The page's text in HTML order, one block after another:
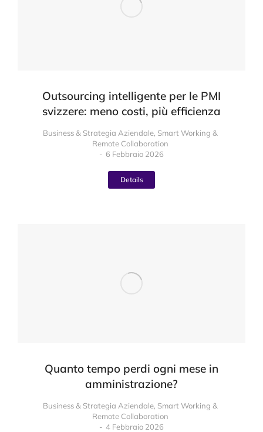
Outsourcing intelligente per le PMI
svizzere: meno costi, più efficienza
Business & Strategia Aziendale, Smart Working &
Remote Collaboration
6 Febbraio 2026
Details
Quanto tempo perdi ogni mese in
amministrazione?
Business & Strategia Aziendale, Smart Working &
Remote Collaboration
4 Febbraio 2026